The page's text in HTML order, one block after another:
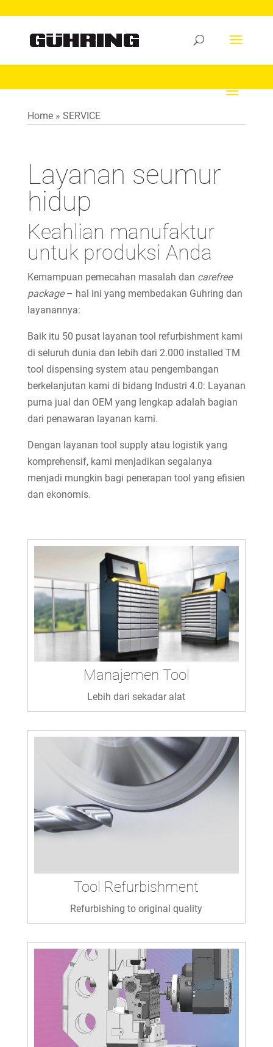
Home» SERVICE
Layanan seumur
hidup
Keahlian manufaktur
untuk produksi Anda
Kemampuan pemecahan masalah dan carefree
package– hal ini yang membedakan Guhring dan
layanannya:
Baik itu 50 pusat layanan tool refurbishment kami
di seluruh dunia dan lebih dari 2.000 installed TM
tool dispensing system atau pengembangan
berkelanjutan kami di bidang Industri 4.0: Layanan
purna jual dan OEM yang lengkap adalah bagian
dari penawaran layanan kami.
Dengan layanan tool supply atau logistik yang
komprehensif, kami menjadikan segalanya
menjadi mungkin bagi penerapan tool yang efisien
dan ekonomis.
Manajemen Tool
Lebih dari sekadar alat
Tool Refurbishment
Refurbishing to original quality